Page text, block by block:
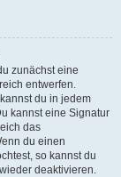
zunächst eine
entwerfen.
du in jedem
kannst eine Signatur
das
du einen
so kannst du
deaktivieren.